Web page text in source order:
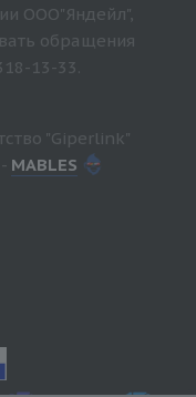
ООО"Яндейл",
обращения
13-33.
"Giperlink"
MABLES